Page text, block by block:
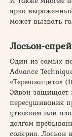
ярко
может вызвать
Лосьон-
Один из самых
Advance
«Термозащита»
Эйвон защищает
пересушивания
утюжком или
долгом
солярия. Лосьон